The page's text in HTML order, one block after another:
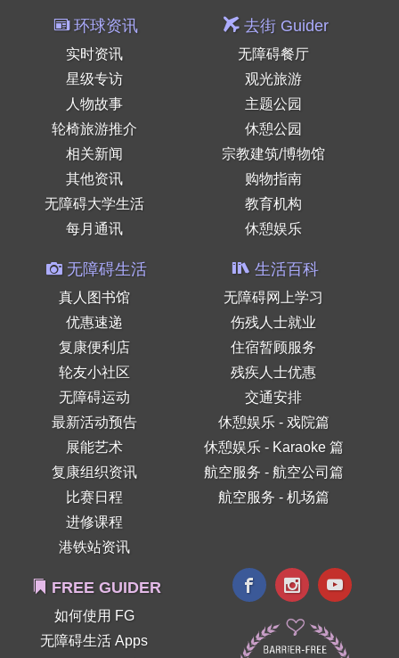
环球资讯
实时资讯
星级专访
人物故事
轮椅旅游推介
相关新闻
其他资讯
无障碍大学生活
每月通讯
去街 Guider
无障碍餐厅
观光旅游
主题公园
休憩公园
宗教建筑/博物馆
购物指南
教育机构
休憩娱乐
无障碍生活
真人图书馆
优惠速递
复康便利店
轮友小社区
无障碍运动
最新活动预告
展能艺术
复康组织资讯
比赛日程
进修课程
港铁站资讯
生活百科
无障碍网上学习
伤残人士就业
住宿暂顾服务
残疾人士优惠
交通安排
休憩娱乐 - 戏院篇
休憩娱乐 - Karaoke 篇
航空服务 - 航空公司篇
航空服务 - 机场篇
FREE GUIDER
如何使用 FG
无障碍生活 Apps